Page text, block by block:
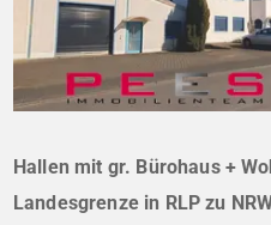
Hallen mit gr. Bürohaus +
Landesgrenze in RLP zu